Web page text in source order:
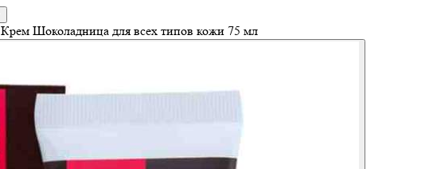
Крем Шоколадница для всех типов кожи 75 мл